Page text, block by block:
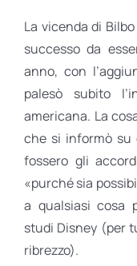
La vicenda di
successo da
anno, con
palesò subito
americana. La
che si informò su
fossero gli
«purché sia
a qualsiasi cosa
studi Disney (per
ribrezzo).